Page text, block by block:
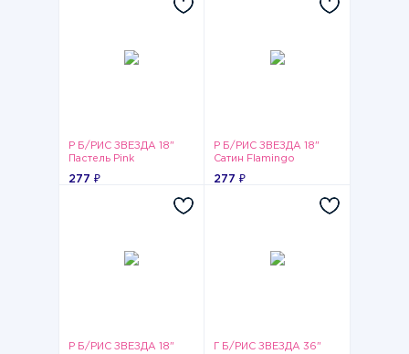
Р Б/РИС ЗВЕЗДА 18"
Пастель Pink
277 ₽
Р Б/РИС ЗВЕЗДА 18"
Сатин Flamingo
277 ₽
Р Б/РИС ЗВЕЗДА 18"
Г Б/РИС ЗВЕЗДА 36"